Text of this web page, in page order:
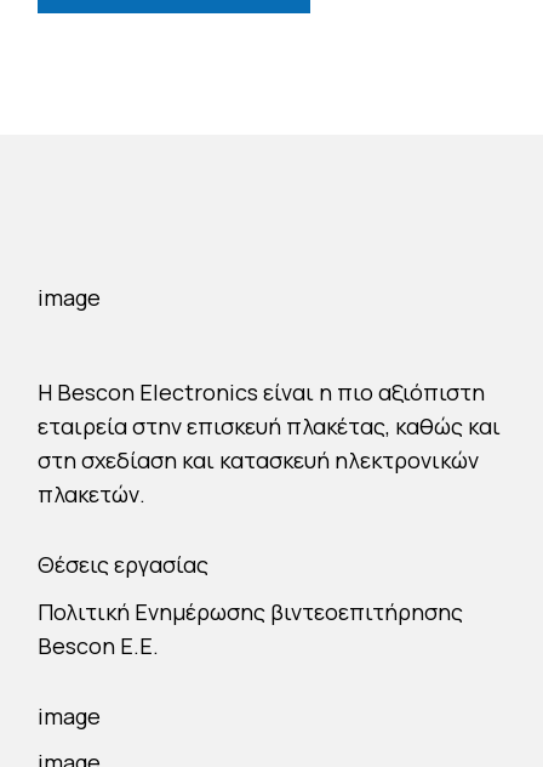
H Bescon Electronics είναι η πιο αξιόπιστη
εταιρεία στην επισκευή πλακέτας, καθώς και
στη σχεδίαση και κατασκευή ηλεκτρονικών
πλακετών.
Θέσεις εργασίας
Πολιτική Ενημέρωσης βιντεοεπιτήρησης
Bescon E.E.